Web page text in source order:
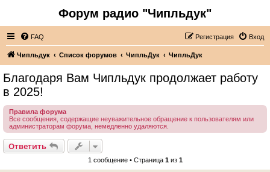
Форум радио "Чипльдук"
FAQ Вход
Регистрация
Чипльдук Список форумов ЧипльДук ЧипльДук
Благодаря Вам Чипльдук продолжает работу
в 2025!
Правила форума
Все сообщения, содержащие неуважительное обращение к пользователям или
администраторам форума, немедленно удаляются.
Ответить
1 сообщение • Страница 1из 1